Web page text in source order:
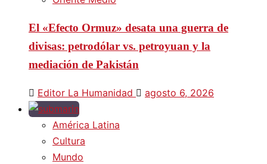
El «Efecto Ormuz» desata una guerra de
divisas: petrodólar vs. petroyuan y la
mediación de Pakistán
Editor La Humanidad agosto 6, 2026
América Latina
Cultura
Mundo